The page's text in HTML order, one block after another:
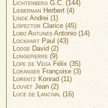
Lichtenberg G.C. (144)
Lieberman Herbert (4)
Linde Andrei (1)
Lispector Clarice (45)
Lobo Antunes Antonio (14)
Lockhart Paul (43)
Lodge David (2)
Longepierre (9)
Lope de Vega Félix (35)
Loranger Françoise (3)
Lorentz Konrad (11)
Louvet Jean (2)
Luce de Lancival (16)